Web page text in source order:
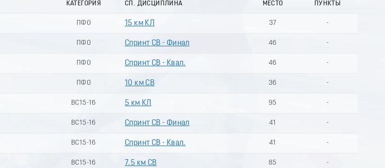
КАТЕГОРИЯ СП. ДИСЦИПЛИНА МЕСТО ПУНКТЫ
ПФО 15 км КЛ 37 -
ПФО Спринт СВ - Финал 46 -
ПФО Спринт СВ - Квал. 46 -
ПФО 10 км СВ 36 -
ВС15-16 5 км КЛ 95 -
ВС15-16 Спринт СВ - Финал 41 -
ВС15-16 Спринт СВ - Квал. 41 -
ВС15-16 7.5 км СВ 85 -